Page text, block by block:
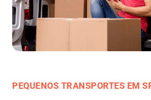
PEQUENOS TRANSPORTES EM